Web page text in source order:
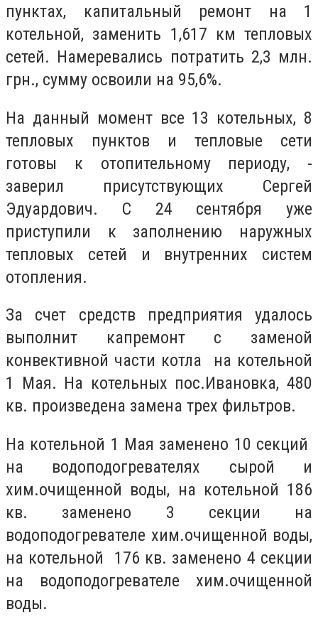
пунктах, капитальный ремонт на 1
котельной, заменить 1,617 км тепловых
сетей. Намеревались потратить 2,3 млн.
грн., сумму освоили на 95,6%.
На данный момент все 13 котельных, 8
тепловых пунктов и тепловые сети
готовы к отопительному периоду, -
заверил присутствующих Сергей
Эдуардович. С 24 сентября уже
приступили к заполнению наружных
тепловых сетей и внутренних систем
отопления.
За счет средств предприятия удалось
выполнит капремонт с заменой
конвективной части котла на котельной
1 Мая. На котельных пос.Ивановка, 480
кв. произведена замена трех фильтров.
На котельной 1 Мая заменено 10 секций
на водоподогревателях сырой и
хим.очищенной воды, на котельной 186
кв. заменено 3 секции на
водоподогревателе хим.очищенной воды,
на котельной 176 кв. заменено 4 секции
на водоподогревателе хим.очищенной
воды.